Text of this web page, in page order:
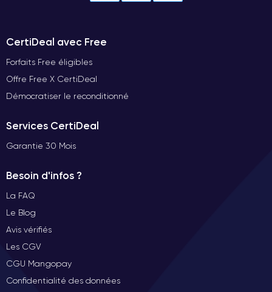
CertiDeal avec Free
Forfaits Free éligibles
Offre Free X CertiDeal
Démocratiser le reconditionné
Services CertiDeal
Garantie 30 Mois
Besoin d'infos ?
La FAQ
Le Blog
Avis vérifiés
Les CGV
CGU Mangopay
Confidentialité des données